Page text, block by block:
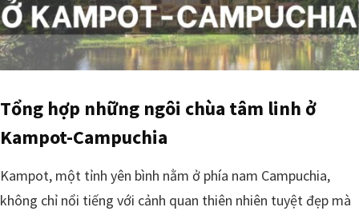
Tổng hợp những ngôi chùa tâm linh ở
Kampot-Campuchia
Kampot, một tỉnh yên bình nằm ở phía nam Campuchia,
không chỉ nổi tiếng với cảnh quan thiên nhiên tuyệt đẹp mà